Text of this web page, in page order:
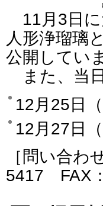
11月3日に
人形浄瑠璃
公開してい
また、当
12月25日
12月27日
［問い合わ
5417 FAX